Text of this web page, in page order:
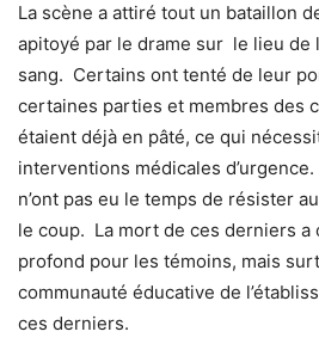
La scène a attiré tout un bataillon
apitoyé par le drame sur le lieu de
sang. Certains ont tenté de leur
certaines parties et membres des
étaient déjà en pâté, ce qui
interventions médicales
n’ont pas eu le temps de résister
le coup. La mort de ces derniers a
profond pour les témoins, mais
communauté éducative de
ces derniers.